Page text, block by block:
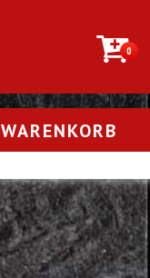
0
WARENKORB